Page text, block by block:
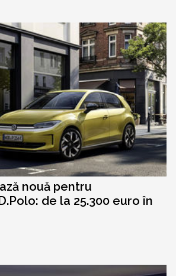
nouă pentru
de la 25.300 euro în